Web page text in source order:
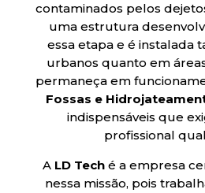
contaminados pelos
uma estrutura
essa etapa e é instalada
urbanos quanto em
permaneça em
Fossas e
indispensáveis que
profissional
A LD Tech é a empresa
nessa missão, pois